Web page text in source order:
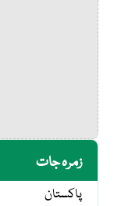
زمرہ جات
پاکستان